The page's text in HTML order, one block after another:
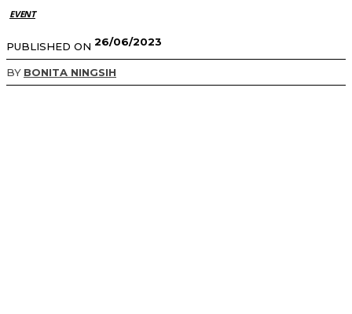
EVENT
PUBLISHED ON 26/06/2023
BY BONITA NINGSIH